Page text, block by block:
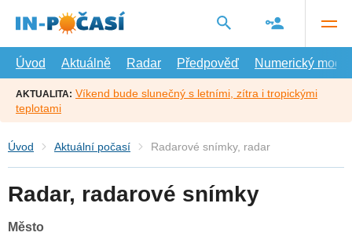
hlavní
Úvod
Aktuálně Radar Předpověď Numerický model
AKTUALITA: Víkend bude slunečný s letními, zítra i tropickými
teplotami
Úvod Aktuální počasí Radarové snímky, radar
Radar, radarové snímky
Město